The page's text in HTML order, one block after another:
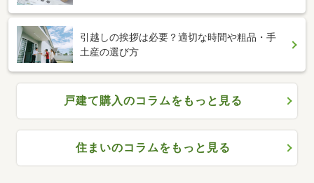
引越しの挨拶は必要？適切な時間や粗品・手
土産の選び方
戸建て購入のコラムをもっと見る
住まいのコラムをもっと見る